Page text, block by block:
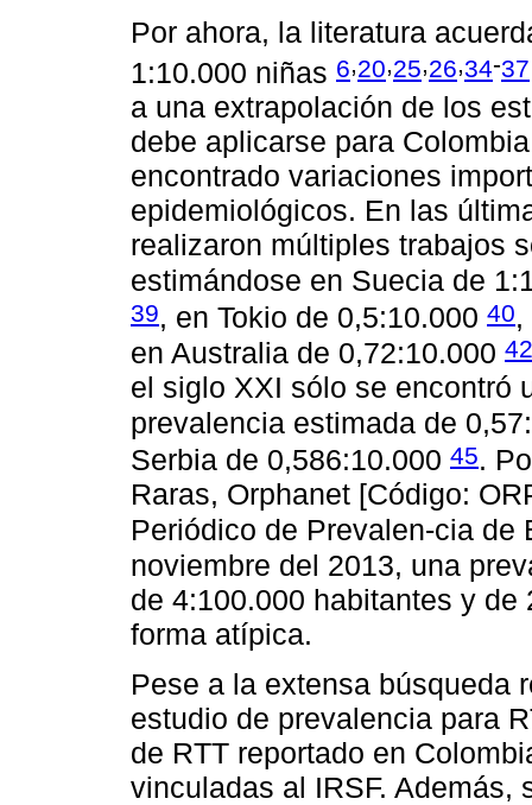
Por ahora, la literatura
1:10.000 niñas 6,20,25,26,34-37
a una extrapolación de los
debe aplicarse para
encontrado variaciones
epidemiológicos. En las
realizaron múltiples trabajos
estimándose en Suecia de
39, en Tokio de 0,5:10.000 40,
en Australia de 0,72:10.000 42
el siglo XXI sólo se encontró
prevalencia estimada de
Serbia de 0,586:10.000 45.
Raras, Orphanet [Código:
Periódico de Prevalen-cia
noviembre del 2013, una
de 4:100.000 habitantes y
forma atípica.
Pese a la extensa búsqueda
estudio de prevalencia para
de RTT reportado en
vinculadas al IRSF. Además,